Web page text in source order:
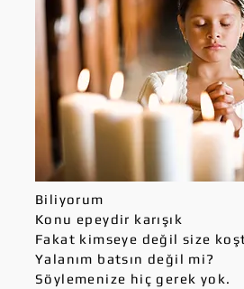
Biliyorum
Konu epeydir karışık
Fakat kimseye değil size
Yalanım batsın değil mi?
Söylemenize hiç gerek yok.